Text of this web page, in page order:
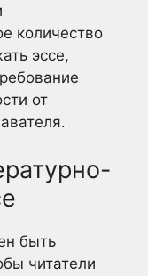
количество
эссе,
от
быть
читатели